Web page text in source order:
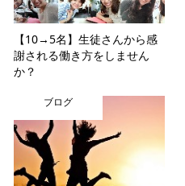
【10→5名】生徒さんから感
謝される働き方をしません
か？
ブログ